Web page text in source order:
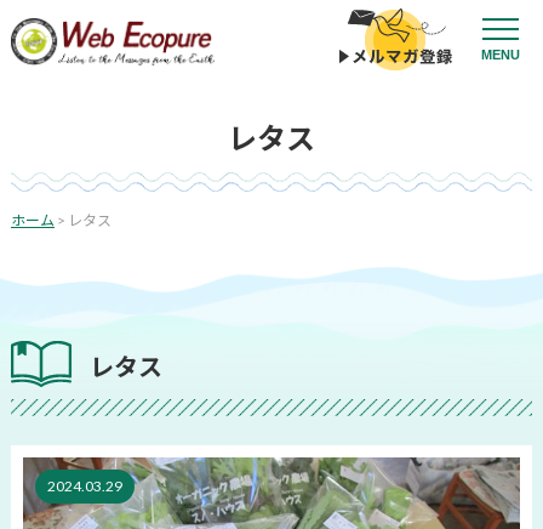
MENU
ン
キ
ッ
レタス
ホーム > レタス
レタス
2024.03.29